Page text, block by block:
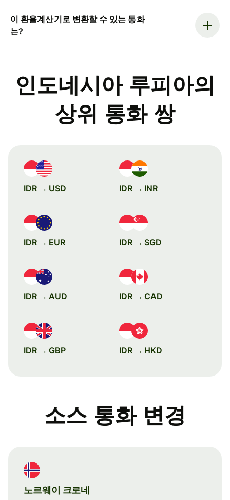
이 환율계산기로 변환할 수 있는 통화
는?
인도네시아 루피아의
상위 통화 쌍
IDR → USD IDR → INR
IDR → EUR IDR → SGD
IDR → AUD IDR → CAD
IDR → GBP IDR → HKD
소스 통화 변경
노르웨이 크로네